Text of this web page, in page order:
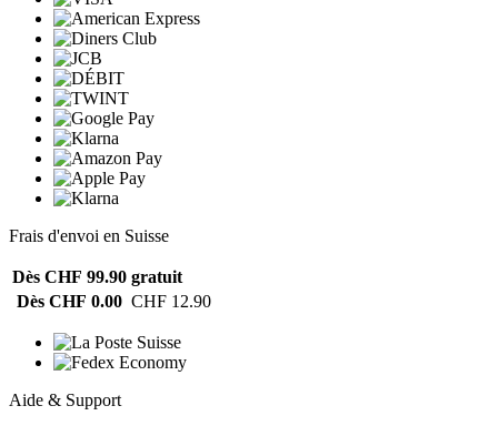
Frais d'envoi en Suisse
Dès CHF 99.90 gratuit
Dès CHF 0.00 CHF 12.90
Aide & Support